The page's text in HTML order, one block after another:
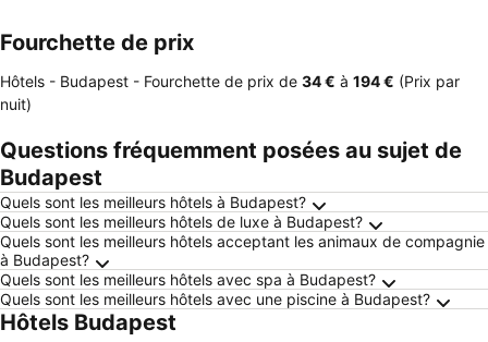
Fourchette de prix
Hôtels - Budapest - Fourchette de prix de ‎34 € à ‎194 € (Prix par
nuit)
Questions fréquemment posées au sujet de
Budapest
Quels sont les meilleurs hôtels à Budapest?
Quels sont les meilleurs hôtels de luxe à Budapest?
Quels sont les meilleurs hôtels acceptant les animaux de compagnie
à Budapest?
Quels sont les meilleurs hôtels avec spa à Budapest?
Quels sont les meilleurs hôtels avec une piscine à Budapest?
Hôtels Budapest